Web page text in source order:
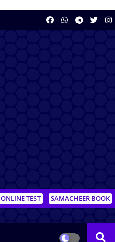
ONLINE TEST SAMACHEER BOOK